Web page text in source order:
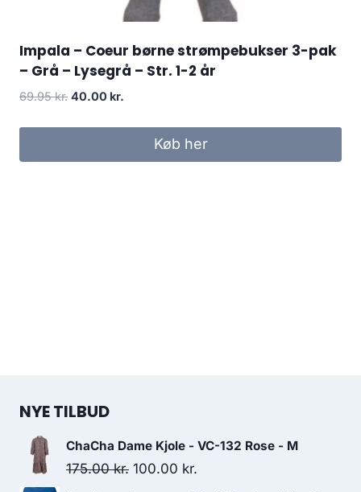
Impala – Coeur børne strømpebukser 3-pak
– Grå – Lysegrå – Str. 1-2 år
69.95kr. Original
40.00 kr.
40.00 kr..Køb her
NYE TILBUD
ChaCha Dame Kjole - VC-132 Rose - M
175.00kr. Original
100.00 kr.